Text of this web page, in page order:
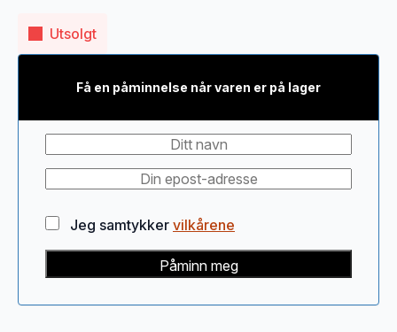
Utsolgt
Få en påminnelse når varen er på lager
Jeg samtykker vilkårene
Påminn meg